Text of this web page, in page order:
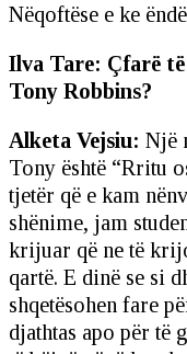
Nëqoftëse e ke
Ilva Tare: Çfarë
Tony Robbins?
Alketa Vejsiu: Një
Tony është “Rritu
tjetër që e kam
shënime, jam
krijuar që ne të
qartë. E dinë se si
shqetësohen fare
djathtas apo për të